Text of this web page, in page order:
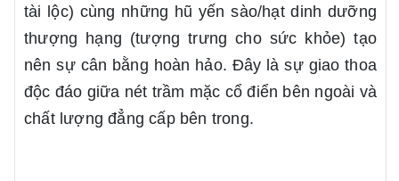
tài lộc) cùng những hũ yến sào/hạt dinh dưỡng
thượng hạng (tượng trưng cho sức khỏe) tạo
nên sự cân bằng hoàn hảo. Đây là sự giao thoa
độc đáo giữa nét trầm mặc cổ điển bên ngoài và
chất lượng đẳng cấp bên trong.